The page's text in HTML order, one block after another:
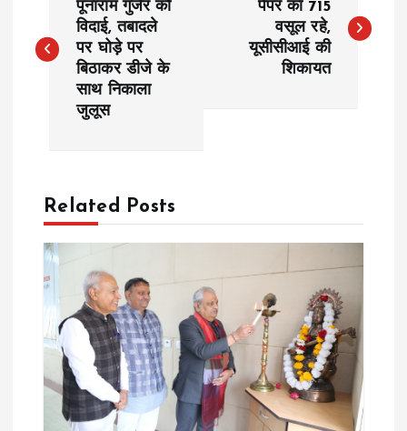
s
a
v
g
a
पूनाराम गुर्जर को
विदाई, तबादले
पर घोड़े पर
बिठाकर डीजे के
साथ निकाला
जुलूस
पेपर का 715
वसूल रहे,
यूसीसीआई की
शिकायत
Related Posts